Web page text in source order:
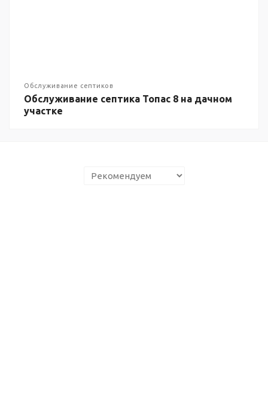
Обслуживание септиков
Обслуживание септика Топас 8 на дачном
участке